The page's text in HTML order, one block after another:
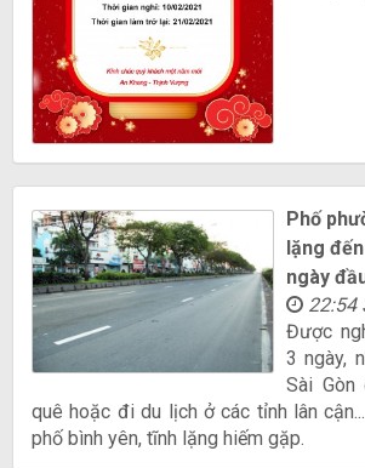
Phố
lặng
ngày
22:54
Được
3 ngày,
Sài Gòn
quê hoặc đi du lịch ở các tỉnh lân
phố bình yên, tĩnh lặng hiếm gặp.